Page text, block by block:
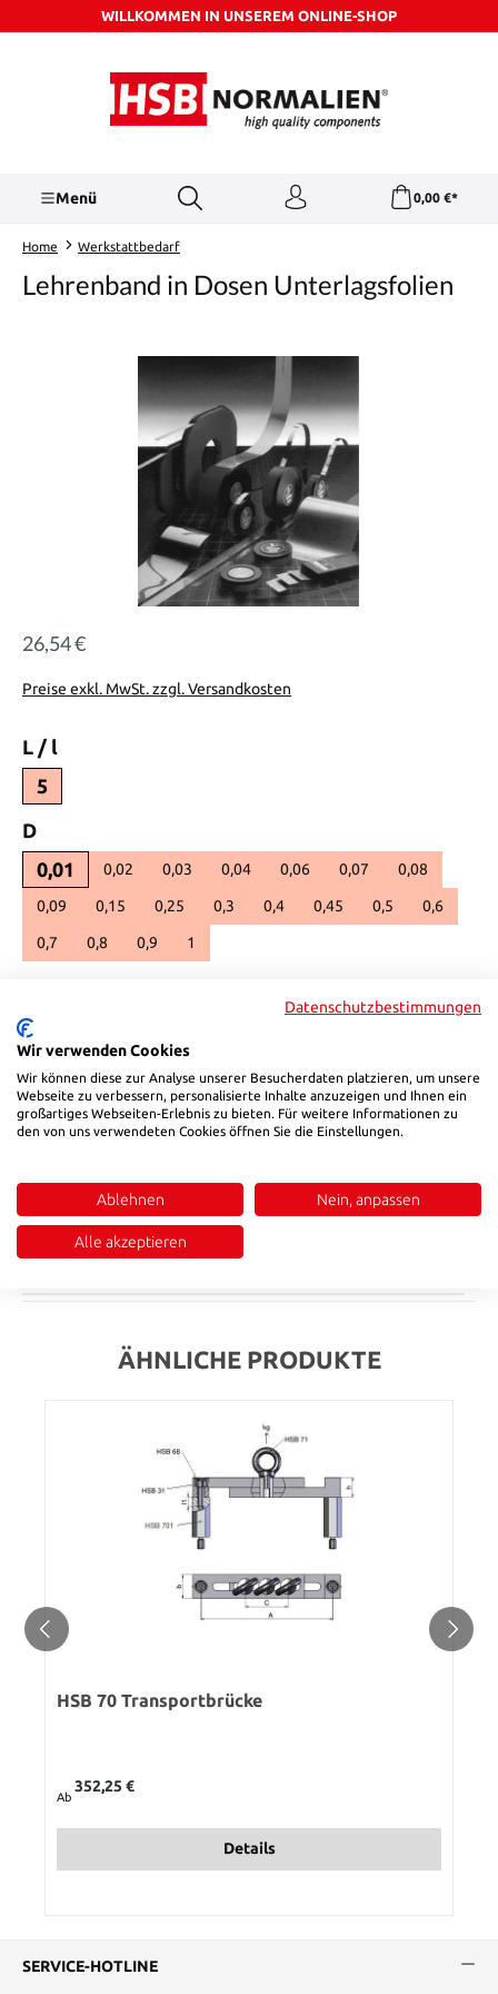
Zum Hauptinhalt springenWILLKOMMEN IN UNSEREM ONLINE-SHOP
Menü 0,00 €*
Home Werkstattbedarf
Lehrenband in Dosen Unterlagsfolien
Regulärer Preis:
26,54 €
Preise exkl. MwSt. zzgl. Versandkosten
L / l
5
Dauswählen
0,01
0,02 0,03 0,04 0,06 0,07 0,08
0,09 0,15 0,25 0,3 0,4 0,45 0,5 0,6
0,7 0,8 0,9 1
In den Warenkorb
Produktnummer:850015
Beschreibung
Werkstoff-Nr. 1.1274Werkstoff-Nr. 1.4301Werkstoff-Nr. 2.0321
ÄHNLICHE PRODUKTE
HSB 70 Transportbrücke
Ab
352,25 €
Details
SERVICE-HOTLINE
Datenschutzbestimmungen
Wir verwenden Cookies
Wir können diese zur Analyse unserer Besucherdaten platzieren, um unsere
Webseite zu verbessern, personalisierte Inhalte anzuzeigen und Ihnen ein
großartiges Webseiten-Erlebnis zu bieten. Für weitere Informationen zu
den von uns verwendeten Cookies öffnen Sie die Einstellungen.
Ablehnen Nein, anpassen
Alle akzeptieren